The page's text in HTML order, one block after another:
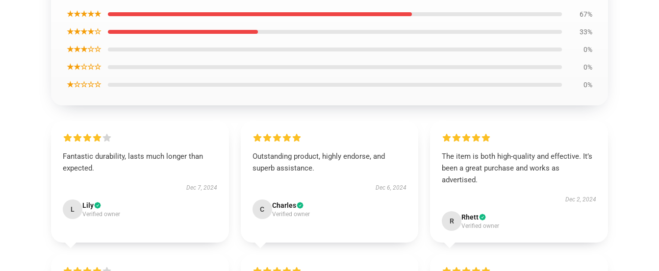
★★★★★ 67%
★★★★☆ 33%
★★★☆☆ 0%
★★☆☆☆ 0%
★☆☆☆☆ 0%
Fantastic durability, lasts much longer than
expected.
Dec 7, 2024
L Lily
Verified owner
Outstanding product, highly endorse, and
superb assistance.
Dec 6, 2024
C Charles
Verified owner
The item is both high-quality and effective. It’s
been a great purchase and works as
advertised.
Dec 2, 2024
R Rhett
Verified owner